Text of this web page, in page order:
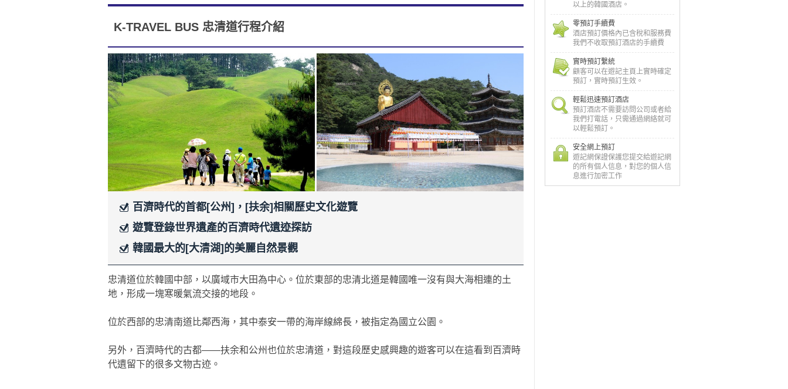
K-TRAVEL BUS 忠清道行程介紹
百濟時代的首都[公州]，[扶余]相關歷史文化遊覽
遊覽登錄世界遺產的百濟時代遺迹探訪
韓國最大的[大清湖]的美麗自然景觀
忠清道位於韓國中部，以廣域市大田為中心。位於東部的忠清北道是韓國唯一沒有與大海相連的土
地，形成一塊寒暖氣流交接的地段。
位於西部的忠清南道比鄰西海，其中泰安一帶的海岸線綿長，被指定為國立公園。
另外，百濟時代的古都——扶余和公州也位於忠清道，對這段歷史感興趣的遊客可以在這看到百濟時
代遺留下的很多文物古迹。
以上的韓國酒店。
零預訂手續費
酒店預訂價格內已含稅和服務費
我們不收取預訂酒店的手續費
實時預訂繫統
顧客可以在遊記主頁上實時確定
預訂，實時預訂生效。
輕鬆迅速預訂酒店
預訂酒店不需要訪問公司或者給
我們打電話，只需通過網絡就可
以輕鬆預訂。
安全網上預訂
遊記網保證保護您提交給遊記網
的所有個人信息，對您的個人信
息進行加密工作